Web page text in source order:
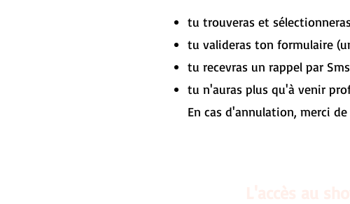
tu trouveras et
tu valideras ton formulaire
tu recevras un rappel par
tu n'auras plus qu'à venir
En cas d'annulation, merci de